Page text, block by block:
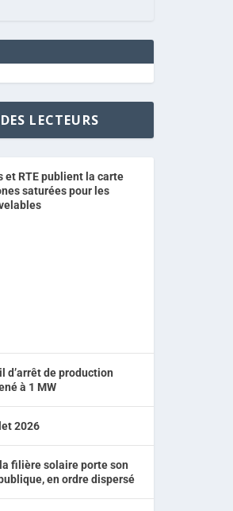
LECTEURS
et RTE publient la carte
saturées pour les
d’arrêt de production
à 1 MW
2026
filière solaire porte son
en ordre dispersé